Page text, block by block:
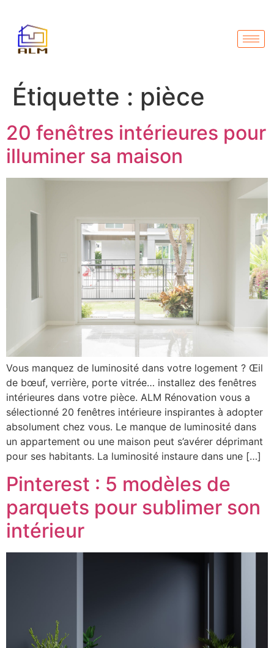
Étiquette : pièce
20 fenêtres intérieures pour
illuminer sa maison
Vous manquez de luminosité dans votre logement ? Œil
de bœuf, verrière, porte vitrée… installez des fenêtres
intérieures dans votre pièce. ALM Rénovation vous a
sélectionné 20 fenêtres intérieure inspirantes à adopter
absolument chez vous. Le manque de luminosité dans
un appartement ou une maison peut s’avérer déprimant
pour ses habitants. La luminosité instaure dans une […]
Pinterest : 5 modèles de
parquets pour sublimer son
intérieur